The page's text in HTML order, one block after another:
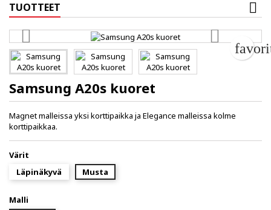
TUOTTEET
Samsung A20s kuoret
Magnet malleissa yksi korttipaikka ja Elegance malleissa kolme
korttipaikkaa.
Värit
Läpinäkyvä
Musta
Malli